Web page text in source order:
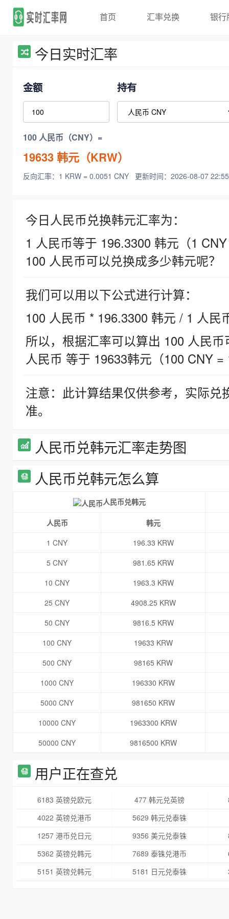
首页 汇率兑换 银行
今日实时汇率
金额 持有
100 人民币（CNY）=
19633韩元（KRW）
反向汇率：1 KRW = 0.0051 CNY 更新时间：2026-08-07
今日人民币兑换韩元汇率为：
1 人民币等于 196.3300 韩元（1
100 人民币可以兑换成多少韩元呢？
我们可以用以下公式进行计算：
100 人民币 * 196.3300 韩元 / 1 人民
所以，根据汇率可以算出 100 人民
人民币 等于 19633韩元（100 CNY =
注意：此计算结果仅供参考，实际
准。
人民币兑韩元汇率走势图
人民币兑韩元怎么算
人民币兑韩元
人民币
韩元
1 CNY
196.33 KRW
5 CNY
981.65 KRW
10 CNY
1963.3 KRW
25 CNY
4908.25 KRW
50 CNY
9816.5 KRW
100 CNY
19633 KRW
500 CNY
98165 KRW
1000 CNY
196330 KRW
5000 CNY
981650 KRW
10000 CNY
1963300 KRW
50000 CNY
9816500 KRW
用户正在查兑
6183 英镑兑欧元 477 韩元兑英镑
4022 英镑兑港币
5629 韩元兑泰铢
1257 港币兑日元
9356 美元兑泰铢
5362 英镑兑韩元
7689 泰铢兑港币
5151 英镑兑韩元
5181 日元兑泰铢